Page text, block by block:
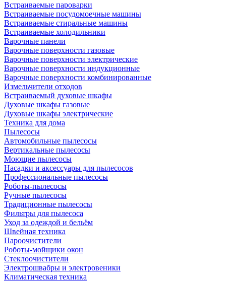
Встраиваемые пароварки
Встраиваемые посудомоечные машины
Встраиваемые стиральные машины
Встраиваемые холодильники
Варочные панели
Варочные поверхности газовые
Варочные поверхности электрические
Варочные поверхности индукционные
Варочные поверхности комбинированные
Измельчители отходов
Встраиваемый духовые шкафы
Духовые шкафы газовые
Духовые шкафы электрические
Техника для дома
Пылесосы
Автомобильные пылесосы
Вертикальные пылесосы
Моющие пылесосы
Насадки и аксессуары для пылесосов
Профессиональные пылесосы
Роботы-пылесосы
Ручные пылесосы
Традиционные пылесосы
Фильтры для пылесоса
Уход за одеждой и бельём
Швейная техника
Пароочистители
Роботы-мойщики окон
Стеклоочистители
Электрошвабры и электровеники
Климатическая техника